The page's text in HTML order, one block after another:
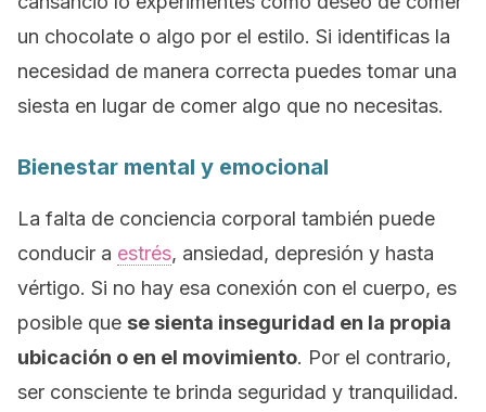
un chocolate o algo por el estilo. Si identificas la
necesidad de manera correcta puedes tomar una
siesta en lugar de comer algo que no necesitas.
Bienestar mental y emocional
La falta de conciencia corporal también puede
conducir a estrés, ansiedad, depresión y hasta
vértigo. Si no hay esa conexión con el cuerpo, es
posible que se sienta inseguridad en la propia
ubicación o en el movimiento. Por el contrario,
ser consciente te brinda seguridad y tranquilidad.